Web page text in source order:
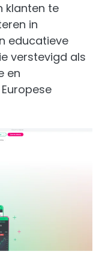
klanten te
in
educatieve
verstevigd als
en